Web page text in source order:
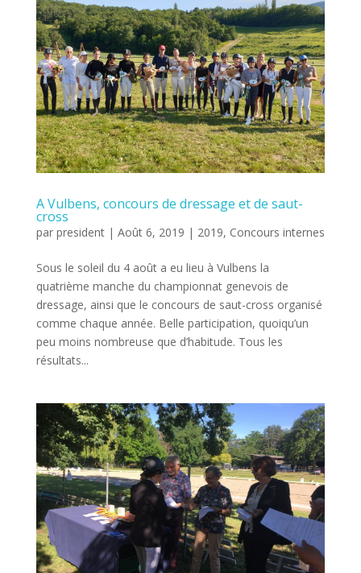
A Vulbens, concours de dressage et de saut-
cross
par president| Août 6, 2019 | 2019, Concours internes
Sous le soleil du 4 août a eu lieu à Vulbens la
quatrième manche du championnat genevois de
dressage, ainsi que le concours de saut-cross organisé
comme chaque année. Belle participation, quoiqu’un
peu moins nombreuse que d’habitude. Tous les
résultats...